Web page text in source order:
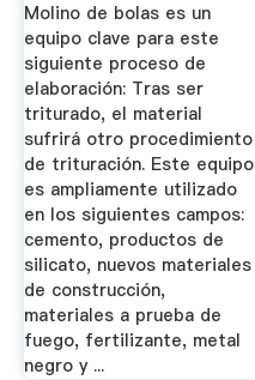
Molino de bolas es un
equipo clave para este
siguiente proceso de
elaboración: Tras ser
triturado, el material
sufrirá otro procedimiento
de trituración. Este equipo
es ampliamente utilizado
en los siguientes campos:
cemento, productos de
silicato, nuevos materiales
de construcción,
materiales a prueba de
fuego, fertilizante, metal
negro y ...